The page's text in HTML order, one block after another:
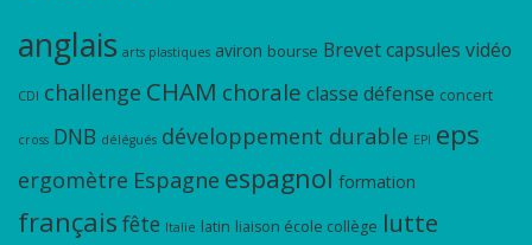
anglais arts plastiques aviron bourse Brevetcapsules vidéo
CDI challenge CHAM chorale classe défense concert
cross DNB délégués développement durable EPI eps
ergomètre Espagne espagnol formation
français fête Italie latin liaison école collège lutte